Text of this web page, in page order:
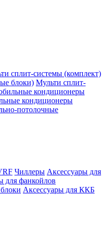
сплит-системы (комплект)
блоки) Мульти сплит-
кондиционеры
кондиционеры
потолочные
Чиллеры Аксессуары для
для фанкойлов
Аксессуары для ККБ